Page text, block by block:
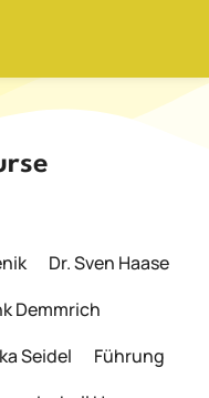
Dr. Sven Haase
Demmrich
Seidel
Führung